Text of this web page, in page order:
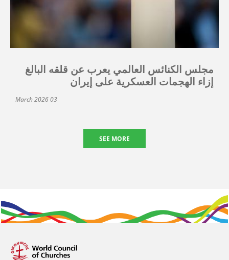
مجلس الكنائس العالمي يعرب عن قلقه البالغ
إزاء الهجمات العسكرية على إيران
03 March 2026
SEE MORE